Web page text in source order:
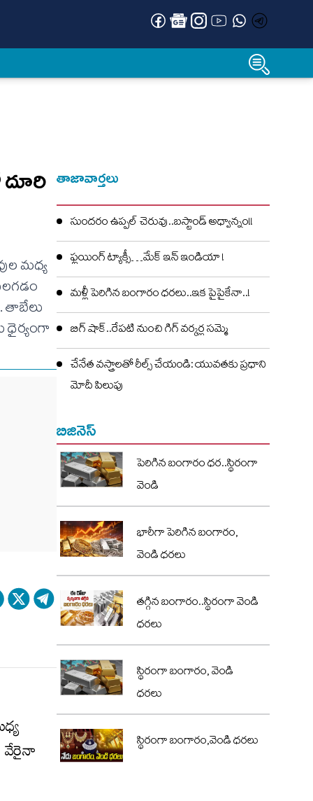
దూరి
మధ్య
తాబేలు
ధైర్యంగా
వేరైనా
తాజావార్తలు
సుందరం ఉప్పల్ చెరువు..బస్టాండ్ అధ్వాన్నం!!
ఫ్లయింగ్ ట్యాక్సీ…మేక్ ఇన్ ఇండియా !
మళ్లీ పెరిగిన బంగారం ధరలు..ఇక పైపైకేనా..!
బిగ్ షాక్..రేపటి నుంచి గిగ్ వర్కర్ల సమ్మె
చేనేత వస్త్రాలతో రీల్స్ చేయండి: యువతకు ప్రధాని
మోదీ పిలుపు
బిజినెస్
పెరిగిన బంగారం ధర..స్థిరంగా
వెండి
భారీగా పెరిగిన బంగారం,
వెండి ధరలు
తగ్గిన బంగారం..స్థిరంగా వెండి
ధరలు
స్థిరంగా బంగారం, వెండి
ధరలు
స్థిరంగా బంగారం,వెండి ధరలు